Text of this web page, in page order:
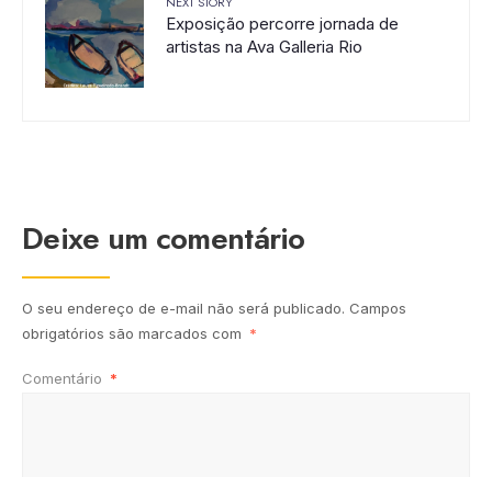
Exposição percorre jornada de
artistas na Ava Galleria Rio
Deixe um comentário
O seu endereço de e-mail não será publicado. Campos
obrigatórios são marcados com *
Comentário *